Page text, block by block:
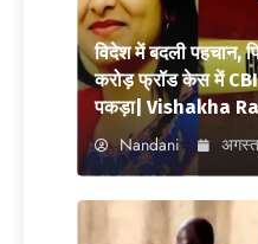
विदेश में बदली पहचान,
करोड़ फ्रॉड केस में
पकड़ा| Vishakha
Nandani